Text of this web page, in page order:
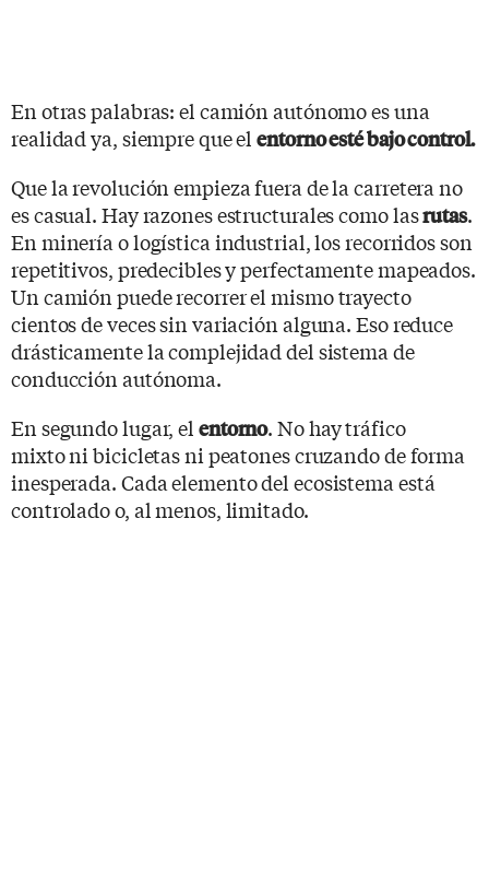
En otras palabras: el camión autónomo es una
realidad ya, siempre que elentorno esté bajo control.
Que la revolución empieza fuera de la carretera no
es casual. Hay razones estructurales como lasrutas.
En minería o logística industrial, los recorridos son
repetitivos, predecibles y perfectamente mapeados.
Un camión puede recorrer el mismo trayecto
cientos de veces sin variación alguna. Eso reduce
drásticamente la complejidad del sistema de
conducción autónoma.
En segundo lugar, el entorno. No hay tráfico
mixto ni bicicletas ni peatones cruzando de forma
inesperada. Cada elemento del ecosistema está
controlado o, al menos, limitado.